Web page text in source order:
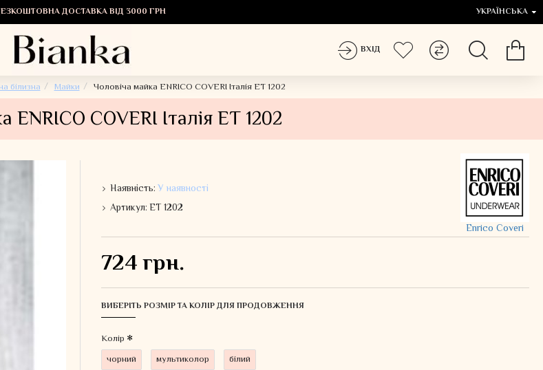
ДОСТАВКА ВІД 3000 ГРН УКРАЇНСЬКА
ВХІД
білизна Майки Чоловіча майка ENRICO COVERI Італія ET 1202
ENRICO COVERI Італія ET 1202
Наявність:У наявності
Артикул:ET 1202
Enrico Coveri
724 грн.
ВИБЕРІТЬ РОЗМІР ТА КОЛІР ДЛЯ ПРОДОВЖЕННЯ
Колiр
чорний
мультиколор білий